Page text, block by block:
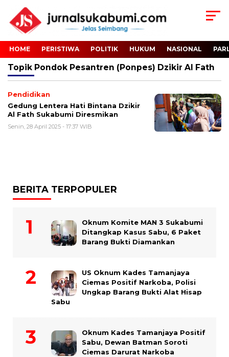
HOME PERISTIWA POLITIK HUKUM NASIONAL
Topik Pondok Pesantren (Ponpes) Dzikir Al Fath
Pendidikan
Gedung Lentera Hati Bintana Dzikir
Al Fath Sukabumi Diresmikan
Senin, 28 April 2025 - 17:37 WIB
BERITA TERPOPULER
Oknum Komite MAN 3 Sukabumi
Ditangkap Kasus Sabu, 6 Paket
Barang Bukti Diamankan
US Oknum Kades Tamanjaya
Ciemas Positif Narkoba, Polisi
Ungkap Barang Bukti Alat Hisap
Sabu
Oknum Kades Tamanjaya Positif
Sabu, Dewan Batman Soroti
Ciemas Darurat Narkoba